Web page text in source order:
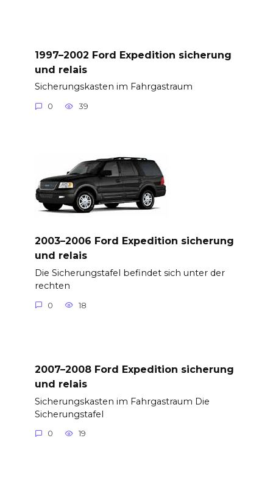
1997–2002 Ford Expedition sicherung
und relais
Sicherungskasten im Fahrgastraum
0 39
2003–2006 Ford Expedition sicherung
und relais
Die Sicherungstafel befindet sich unter der
rechten
0 18
2007–2008 Ford Expedition sicherung
und relais
Sicherungskasten im Fahrgastraum Die
Sicherungstafel
0 19